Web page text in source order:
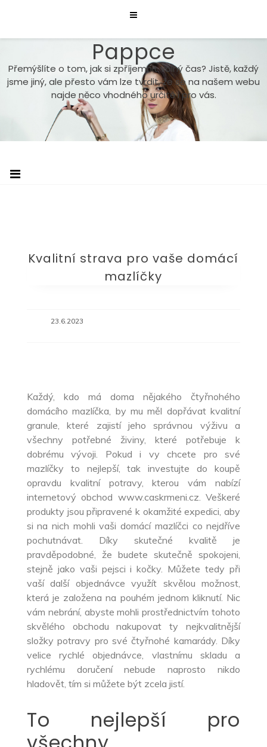
content
Pappce
Přemýšlíte o tom, jak si zpříjemnit volný čas? Jistě, každý
jsme jiný, ale přesto vám lze tvrdit, že se na našem webu
najde něco vhodného určitě i pro vás.
Kvalitní strava pro vaše domácí
mazlíčky
23.6.2023
Každý, kdo má doma nějakého čtyřnohého
domácího mazlíčka, by mu měl dopřávat kvalitní
granule , které zajistí jeho správnou výživu a
všechny potřebné živiny, které potřebuje k
dobrému vývoji. Pokud i vy chcete pro své
mazlíčky to nejlepší, tak investujte do koupě
opravdu kvalitní potravy, kterou vám nabízí
internetový obchod www.caskrmeni.cz. Veškeré
produkty jsou připravené k okamžité expedici, aby
si na nich mohli vaši domácí mazlíčci co nejdříve
pochutnávat. Díky skutečné kvalitě je
pravděpodobné, že budete skutečně spokojeni,
stejně jako vaši pejsci i kočky. Můžete tedy při
vaší další objednávce využít skvělou možnost,
která je založena na pouhém jednom kliknutí. Nic
vám nebrání, abyste mohli prostřednictvím tohoto
skvělého obchodu nakupovat ty nejkvalitnější
složky potravy pro své čtyřnohé kamarády. Díky
velice rychlé objednávce, vlastnímu skladu a
rychlému doručení nebude naprosto nikdo
hladovět, tím si můžete být zcela jistí.
To nejlepší pro